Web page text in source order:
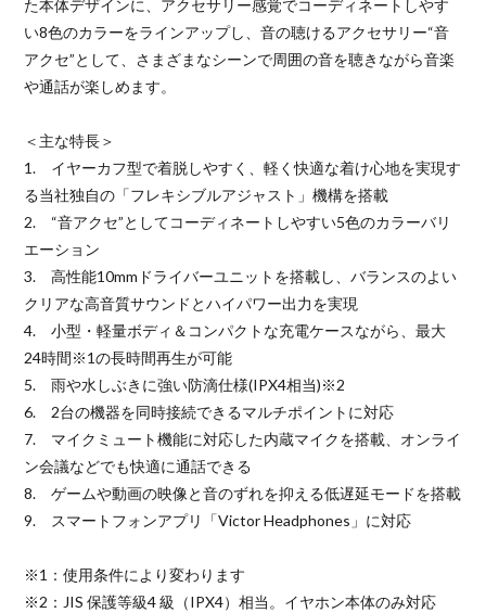
た本体デザインに、アクセサリー感覚でコーディネートしやす
い8色のカラーをラインアップし、音の聴けるアクセサリー“音
アクセ”として、さまざまなシーンで周囲の音を聴きながら音楽
や通話が楽しめます。
＜主な特長＞
1. イヤーカフ型で着脱しやすく、軽く快適な着け心地を実現す
る当社独自の「フレキシブルアジャスト」機構を搭載
2. “音アクセ”としてコーディネートしやすい5色のカラーバリ
エーション
3. 高性能10mmドライバーユニットを搭載し、バランスのよい
クリアな高音質サウンドとハイパワー出力を実現
4. 小型・軽量ボディ＆コンパクトな充電ケースながら、最大
24時間※1の長時間再生が可能
5. 雨や水しぶきに強い防滴仕様(IPX4相当)※2
6. 2台の機器を同時接続できるマルチポイントに対応
7. マイクミュート機能に対応した内蔵マイクを搭載、オンライ
ン会議などでも快適に通話できる
8. ゲームや動画の映像と音のずれを抑える低遅延モードを搭載
9. スマートフォンアプリ「Victor Headphones」に対応
※1：使用条件により変わります
※2：JIS 保護等級4 級（IPX4）相当。イヤホン本体のみ対応